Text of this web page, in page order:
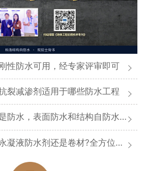
性防水可用，经专家评审即可
裂减渗剂适用于哪些防水工程
水，表面防水和结构自防水差在哪
防水剂还是卷材?全方位对比分析